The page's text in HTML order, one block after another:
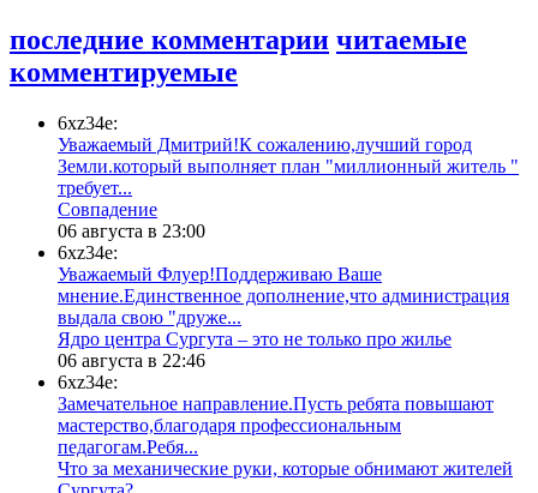
последние комментарии читаемые
комментируемые
6xz34e:
Уважаемый Дмитрий!К сожалению,лучший город
Земли.который выполняет план "миллионный житель "
требует...
​Совпадение
06 августа в 23:00
6xz34e:
Уважаемый Флуер!Поддерживаю Ваше
мнение.Единственное дополнение,что администрация
выдала свою "друже...
​Ядро центра Сургута ‒ это не только про жилье
06 августа в 22:46
6xz34e:
Замечательное направление.Пусть ребята повышают
мастерство,благодаря профессиональным
педагогам.Ребя...
​Что за механические руки, которые обнимают жителей